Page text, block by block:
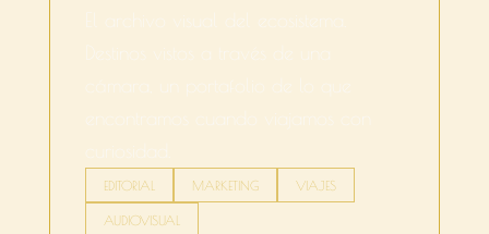
Destinos vistos a través de una
cámara, un portafolio de lo que
encontramos cuando viajamos con
EDITORIAL MARKETING VIAJES
AUDIOVISUAL